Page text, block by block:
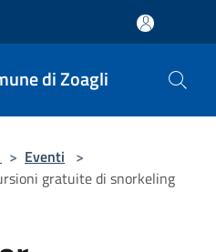
di Zoagli
> Eventi >
gratuite di snorkeling